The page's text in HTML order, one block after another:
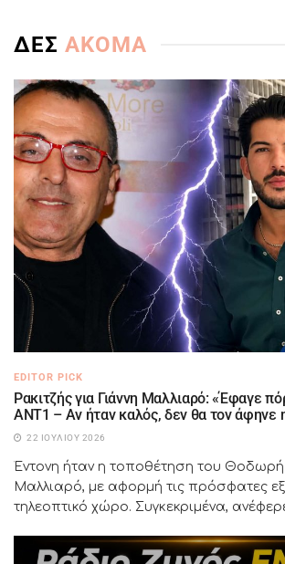
ΔΕΣ ΑΚΟΜΑ
EDITOR PICK
Ρακιτζής για Γιάννη Μαλλιαρό: «Έφαγε
ΑΝΤ1 – Αν ήταν καλός, δεν θα τον άφηνε
22 ΙΟΥΛΊΟΥ 2026
Έντονη ήταν η τοποθέτηση του Θοδωρή
Μαλλιαρό, με αφορμή τις πρόσφατες
τηλεοπτικό χώρο. Συγκεκριμένα,